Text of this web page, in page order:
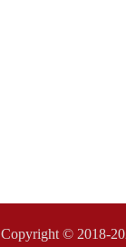
Copyright ©